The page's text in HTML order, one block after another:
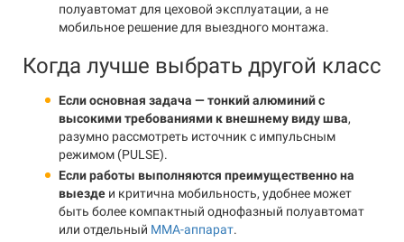
полуавтомат для цеховой эксплуатации, а не
мобильное решение для выездного монтажа.
Когда лучше выбрать другой класс
Если основная задача — тонкий алюминий с
высокими требованиями к внешнему виду шва,
разумно рассмотреть источник с импульсным
режимом (PULSE).
Если работы выполняются преимущественно на
выезде и критична мобильность, удобнее может
быть более компактный однофазный полуавтомат
или отдельный MMA-аппарат.